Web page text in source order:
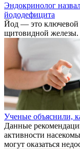
Эндокринолог
йододефицита
Йод — это ключевой
щитовидной железы.
Ученые объяснили,
Данные
активности
могут оказаться